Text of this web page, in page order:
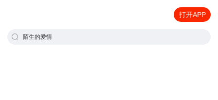
打开APP
陌生的爱情